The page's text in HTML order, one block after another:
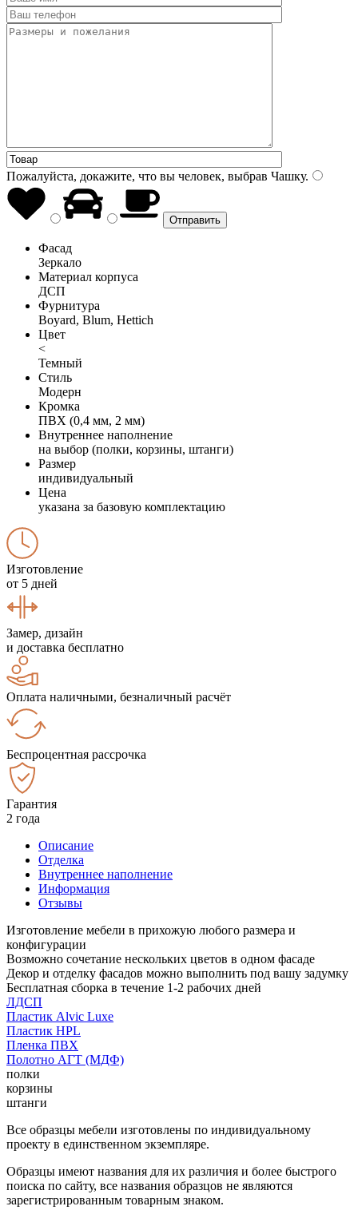
Пожалуйста, докажите, что вы человек, выбрав Чашку.
Фасад
Зеркало
Материал корпуса
ДСП
Фурнитура
Boyard, Blum, Hettich
Цвет
<
Темный
Стиль
Модерн
Кромка
ПВХ (0,4 мм, 2 мм)
Внутреннее наполнение
на выбор (полки, корзины, штанги)
Размер
индивидуальный
Цена
указана за базовую комплектацию
Изготовление
от 5 дней
Замер, дизайн
и доставка бесплатно
Оплата наличными, безналичный расчёт
Беспроцентная рассрочка
Гарантия
2 года
Описание
Отделка
Внутреннее наполнение
Информация
Отзывы
Изготовление мебели в прихожую любого размера и
конфигурации
Возможно сочетание нескольких цветов в одном фасаде
Декор и отделку фасадов можно выполнить под вашу задумку
Бесплатная сборка в течение 1-2 рабочих дней
ЛДСП
Пластик Alvic Luxe
Пластик HPL
Пленка ПВХ
Полотно АГТ (МДФ)
полки
корзины
штанги
Все образцы мебели изготовлены по индивидуальному
проекту в единственном экземпляре.
Образцы имеют названия для их различия и более быстрого
поиска по сайту, все названия образцов не являются
зарегистрированным товарным знаком.